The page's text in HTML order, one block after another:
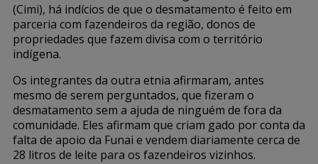
(Cimi), há indícios de que o desmatamento é feito em
parceria com fazendeiros da região, donos de
propriedades que fazem divisa com o território
indígena.
Os integrantes da outra etnia afirmaram, antes
mesmo de serem perguntados, que fizeram o
desmatamento sem a ajuda de ninguém de fora da
comunidade. Eles afirmam que criam gado por conta da
falta de apoio da Funai e vendem diariamente cerca de
28 litros de leite para os fazendeiros vizinhos.